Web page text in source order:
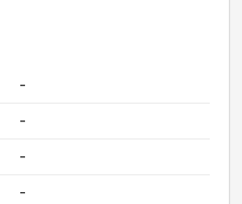
-
-
-
-